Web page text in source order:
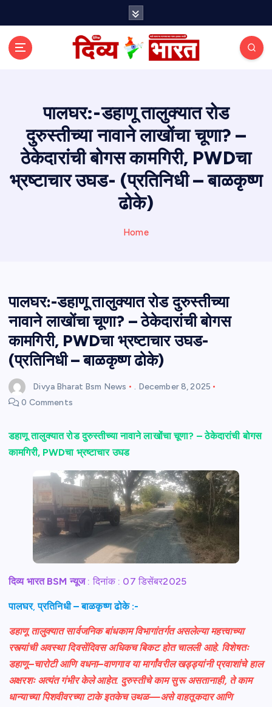
पालघर:-डहाणू तालुक्यात रोड
दुरुस्तीच्या नावाने लाखोंचा चूणा? –
ठेकेदारांची बोगस कामगिरी, PWDचा
भ्रष्टाचार उघड- (प्रतिनिधी – बाळकृष्ण
ढोके)
Home
पालघर:-डहाणू तालुक्यात रोड दुरुस्तीच्या
नावाने लाखोंचा चूणा? – ठेकेदारांची बोगस
कामगिरी, PWDचा भ्रष्टाचार उघड-
(प्रतिनिधी – बाळकृष्ण ढोके)
Divya Bharat Bsm News . December 8, 2025
0 Comments
डहाणू तालुक्यात रोड दुरुस्तीच्या नावाने लाखोंचा चूणा? – ठेकेदारांची बोगस
कामगिरी, PWDचा भ्रष्टाचार उघड
दिव्य भारत BSM न्यूज: दिनांक : 07 डिसेंबर2025
पालघर,प्रतिनिधी – बाळकृष्ण ढोके :-
डहाणू तालुक्यात सार्वजनिक बांधकाम विभागांतर्गत असलेल्या महत्त्वाच्या
रस्त्यांची अवस्था दिवसेंदिवस अधिकच बिकट होत चालली आहे. विशेषतः
डहाणू–चारोटी आणि वधना–वाणगाव या मार्गांवरील खड्ड्यांनी प्रवाशांचे हाल
अक्षरशः अत्यंत गंभीर केले आहेत. दुरुस्तीचे काम सुरू असतानाही, ते काम
धान्याच्या पिशवीवरच्या टाके इतकेच उथळ—असे वाहतूकदार आणि